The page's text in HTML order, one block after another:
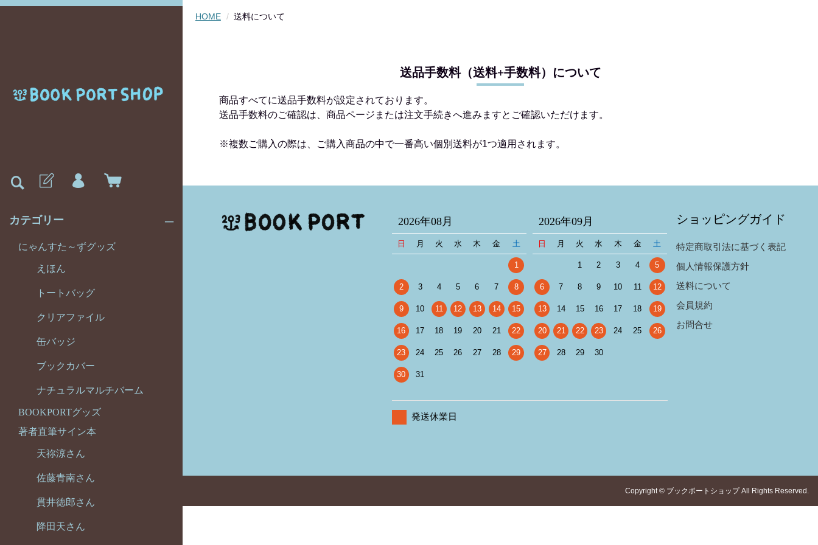
カテゴリー
にゃんすた～ずグッズ
えほん
トートバッグ
クリアファイル
缶バッジ
ブックカバー
ナチュラルマルチバーム
BOOKPORTグッズ
著者直筆サイン本
天祢涼さん
佐藤青南さん
貫井徳郎さん
降田天さん
HOME 送料について
送品手数料（送料+手数料）について
商品すべてに送品手数料が設定されております。
送品手数料のご確認は、商品ページまたは注文手続きへ進みますとご確認いただけます。
※複数ご購入の際は、ご購入商品の中で一番高い個別送料が1つ適用されます。
2026年08月
日 月 火 水 木 金 土
1
2 3 4 5 6 7 8
9 10 11 12 13 14 15
16 17 18 19 20 21 22
23 24 25 26 27 28 29
30 31
2026年09月
日 月 火 水 木 金 土
1 2 3 4 5
6 7 8 9 10 11 12
13 14 15 16 17 18 19
20 21 22 23 24 25 26
27 28 29 30
発送休業日
ショッピングガイド
特定商取引法に基づく表記
個人情報保護方針
送料について
会員規約
お問合せ
Copyright © ブックポートショップ All Rights Reserved.